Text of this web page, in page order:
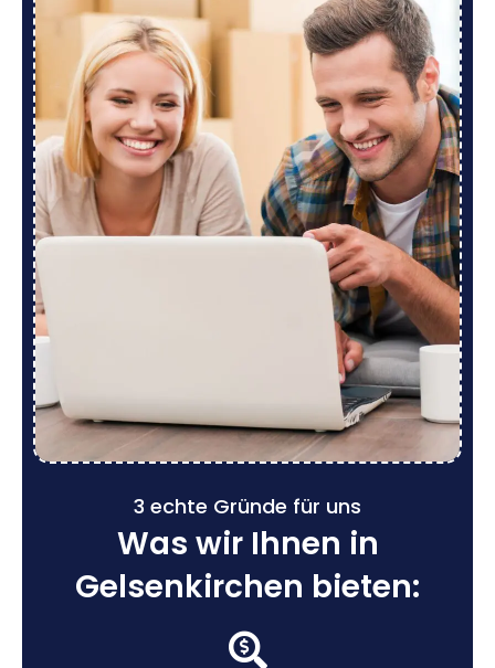
3 echte Gründe für uns
Was wir Ihnen in
Gelsenkirchen bieten: